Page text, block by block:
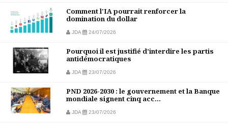
Comment l'IA pourrait renforcer la
domination du dollar
JDA 24/07/2026
Pourquoi il est justifié d’interdire les partis
antidémocratiques
JDA 23/07/2026
PND 2026-2030 : le gouvernement et la Banque
mondiale signent cinq acc...
JDA 23/07/2026